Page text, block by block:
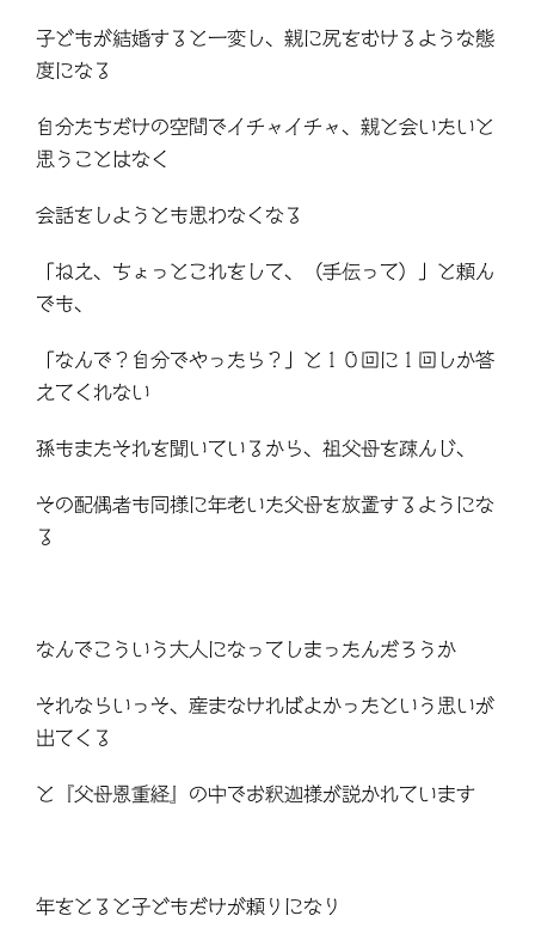
子どもが結婚すると一変し、親に尻をむけるような態
度になる
自分たちだけの空間でイチャイチャ、親と会いたいと
思うことはなく
会話をしようとも思わなくなる
「ねえ、ちょっとこれをして、（手伝って）」と頼ん
でも、
「なんで？自分でやったら？」と１０回に１回しか答
えてくれない
孫もまたそれを聞いているから、祖父母を疎んじ、
その配偶者も同様に年老いた父母を放置するようにな
る
なんでこういう大人になってしまったんだろうか
それならいっそ、産まなければよかったという思いが
出てくる
と『父母恩重経』の中でお釈迦様が説かれています
年をとると子どもだけが頼りになり